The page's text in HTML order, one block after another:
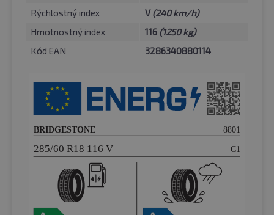
Rýchlostný index
V(240 km/h)
Hmotnostný index
116 (1250 kg)
Kód EAN
3286340880114